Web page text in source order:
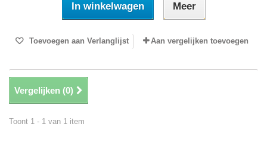
In winkelwagen Meer
Toevoegen aan Verlanglijst Aan vergelijken toevoegen
Vergelijken (0)
Toont 1 - 1 van 1 item